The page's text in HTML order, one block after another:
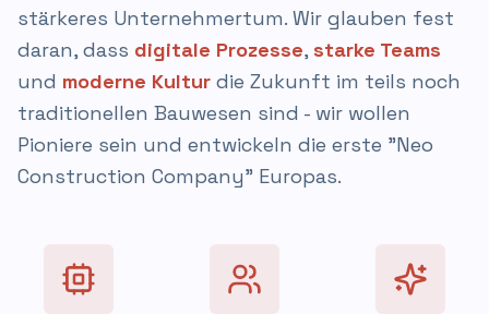
stärkeres Unternehmertum. Wir glauben fest
daran, dass digitale Prozesse, starke Teams
und moderne Kultur die Zukunft im teils noch
traditionellen Bauwesen sind - wir wollen
Pioniere sein und entwickeln die erste "Neo
Construction Company" Europas.